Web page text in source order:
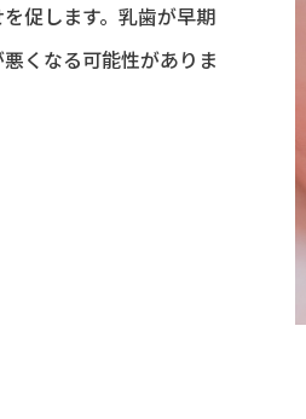
促します。乳歯が早期
くなる可能性がありま